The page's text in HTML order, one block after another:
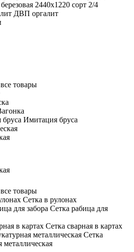
2440х1220 сорт 2/4
ДВП оргалит
товары
Имитация бруса
товары
Сетка в рулонах
Сетка рабица для
Сетка сварная в картах
Сетка
металлическая